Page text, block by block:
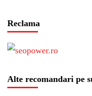
Reclama
Alte recomandari pe